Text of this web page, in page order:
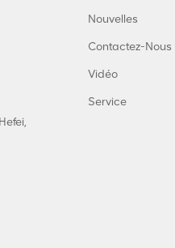
Nouvelles
Contactez-Nous
Vidéo
Service